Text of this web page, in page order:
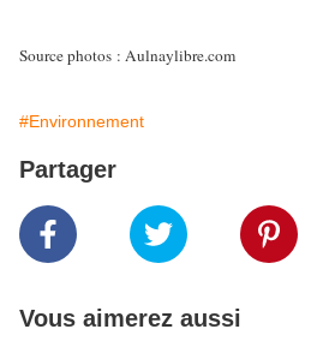
Source photos : Aulnaylibre.com
#Environnement
Partager
Vous aimerez aussi